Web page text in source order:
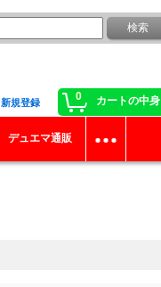
0 カートの中身
新規登録
デュエマ通販